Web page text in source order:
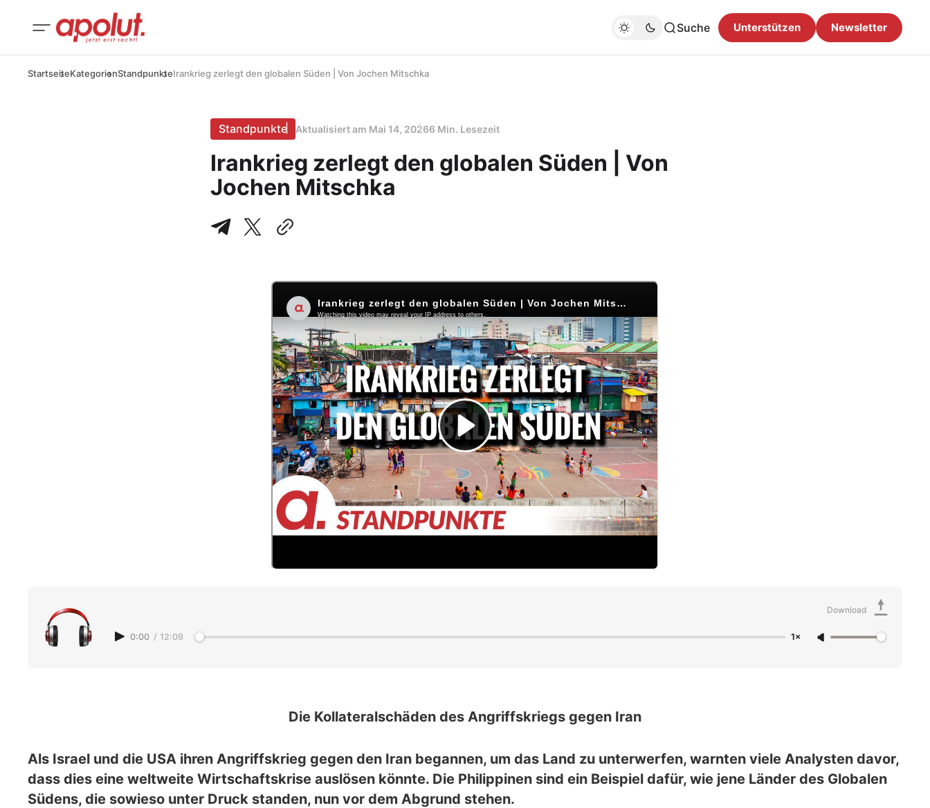
Suche Unterstützen Newsletter
StartseiteKategorienStandpunkteIrankrieg zerlegt den globalen Süden | Von Jochen Mitschka
Standpunkte Aktualisiert am Mai 14, 20266 Min. Lesezeit
Irankrieg zerlegt den globalen Süden | Von
Jochen Mitschka
0:00 / 12:09 1×
Download
Die Kollateralschäden des Angriffskriegs gegen Iran
Als Israel und die USA ihren Angriffskrieg gegen den Iran begannen, um das Land zu unterwerfen, warnten viele Analysten davor,
dass dies eine weltweite Wirtschaftskrise auslösen könnte. Die Philippinen sind ein Beispiel dafür, wie jene Länder des Globalen
Südens, die sowieso unter Druck standen, nun vor dem Abgrund stehen.